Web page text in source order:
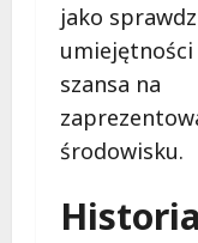
jako
umiejętności
szansa na
środowisku.